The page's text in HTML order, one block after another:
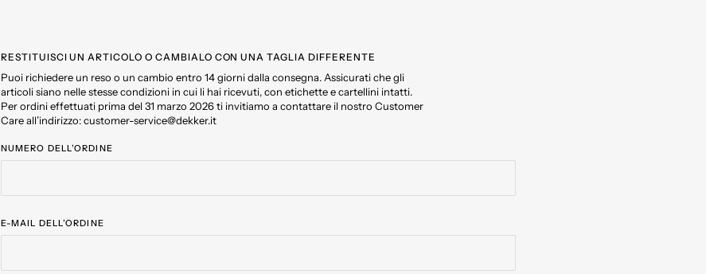
RESTITUISCI UN ARTICOLO O CAMBIALO CON UNA TAGLIA DIFFERENTE
Puoi richiedere un reso o un cambio entro 14 giorni dalla consegna. Assicurati che gli
articoli siano nelle stesse condizioni in cui li hai ricevuti, con etichette e cartellini intatti.
Per ordini effettuati prima del 31 marzo 2026 ti invitiamo a contattare il nostro Customer
Care all’indirizzo: customer-service@dekker.it
NUMERO DELL’ORDINE
E-MAIL DELL’ORDINE